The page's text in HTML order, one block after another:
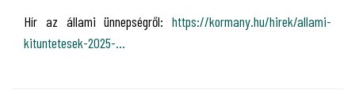
Hír az állami ünnepségről: https://kormany.hu/hirek/allami-
kituntetesek-2025-...